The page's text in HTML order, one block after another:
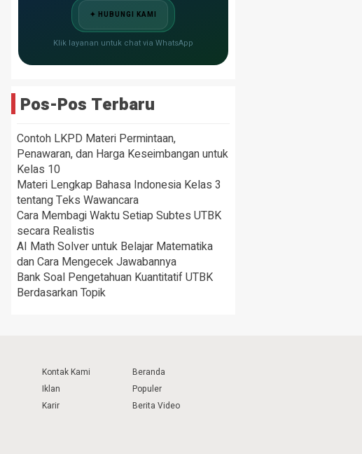
✦ HUBUNGI KAMI
Klik layanan untuk chat via WhatsApp
Pos-Pos Terbaru
Contoh LKPD Materi Permintaan,
Penawaran, dan Harga Keseimbangan untuk
Kelas 10
Materi Lengkap Bahasa Indonesia Kelas 3
tentang Teks Wawancara
Cara Membagi Waktu Setiap Subtes UTBK
secara Realistis
AI Math Solver untuk Belajar Matematika
dan Cara Mengecek Jawabannya
Bank Soal Pengetahuan Kuantitatif UTBK
Berdasarkan Topik
Kontak Kami
Iklan
Karir
Beranda
Populer
Berita Video